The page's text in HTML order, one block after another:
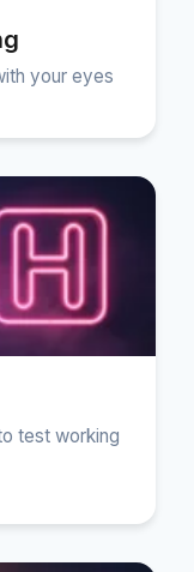
your eyes
test working